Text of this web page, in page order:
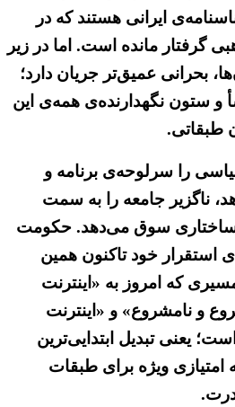
ایرانی‌ هستند که در
گرفتار مانده است. اما در زیر
بحرانی عمیق‌تر جریان دارد؛
و ستون نگهدارنده‌ی همه‌ی این
طبقاتی.
را سرلوحه‌ی برنامه‌ و
ناگزیر جامعه را به سمت
ساختاری سوق می‌دهد. حکومت
استقرار خود تاکنون همین
که امروز به «اینترنت
و نامشروع» و «اینترنت
یعنی تبدیل ابتدایی‌ترین
امتیازی ویژه برای طبقات